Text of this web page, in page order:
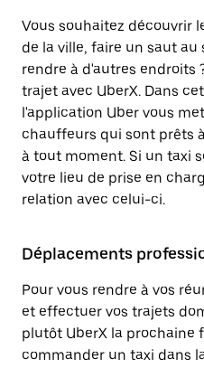
Vous souhaitez découvrir
de la ville, faire un saut
rendre à d'autres endroits
trajet avec UberX. Dans
l'application Uber vous
chauffeurs qui sont prêts
à tout moment. Si un taxi
votre lieu de prise en
relation avec celui-ci.
Déplacements
Pour vous rendre à vos
et effectuer vos trajets
plutôt UberX la prochaine
commander un taxi dans